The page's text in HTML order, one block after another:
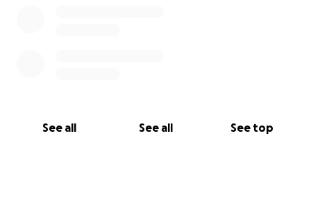
See all See all See top